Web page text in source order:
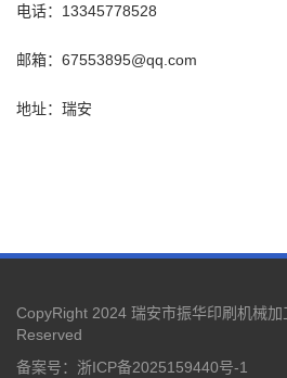
电话：13345778528
邮箱：67553895@qq.com
地址：瑞安
CopyRight 2024 瑞安市振华印刷机械
Reserved
备案号：浙ICP备2025159440号-1